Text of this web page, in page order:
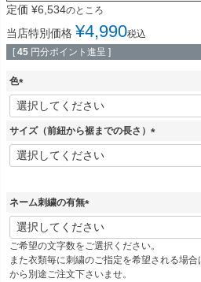
定価 ¥6,534のところ
当店特別価格 ¥4,990税込
[ 45 円分ポイント進呈 ]
色
(
必
須
サイズ（前紐から裾までの長さ）
(
ネーム刺繍の有無
(
必
須
)
ご希望の文字数をご選択ください。
また衣類毎に刺繍のご指定を希望される場
から別途ご注文下さいませ。